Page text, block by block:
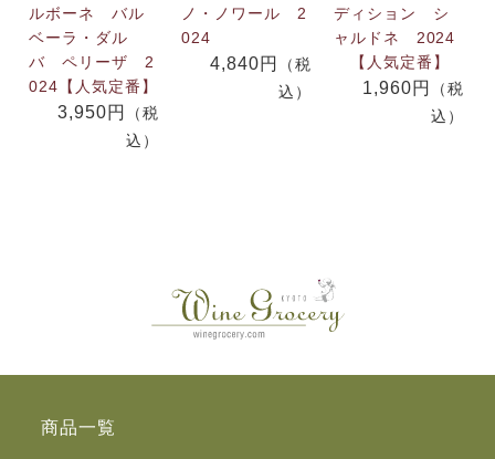
ルボーネ バル
ベーラ・ダル
バ ペリーザ 2
024【人気定番】
3,950円
（税
込）
ノ・ノワール 2
024
4,840円
（税
込）
ディション シ
ャルドネ 2024
【人気定番】
1,960円
（税
込）
商品一覧